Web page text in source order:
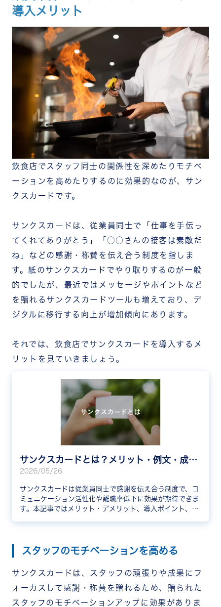
導入メリット
飲食店でスタッフ同士の関係性を深めたりモチベ
ーションを高めたりするのに効果的なのが、サン
クスカードです。
サンクスカードは、従業員同士で「仕事を手伝っ
てくれてありがとう」「○○さんの接客は素敵だ
ね」などの感謝・称賛を伝え合う制度を指しま
す。紙のサンクスカードでやり取りするのが一般
的でしたが、最近ではメッセージやポイントなど
を贈れるサンクスカードツールも増えており、デ
ジタルに移行する向上が増加傾向にあります。
それでは、飲食店でサンクスカードを導入するメ
リットを見ていきましょう。
サンクスカードとは？メリット・例文・成功事例を紹介
2026/05/26
サンクスカードは従業員同士で感謝を伝え合う制度で、コ
ミュニケーション活性化や離職率低下に効果が期待できま
す。本記事ではメリット・デメリット、導入ポイント、例
スタッフのモチベーションを高める
サンクスカードは、スタッフの頑張りや成果にフ
ォーカスして感謝・称賛を贈れるため、贈られた
スタッフのモチベーションアップに効果がありま